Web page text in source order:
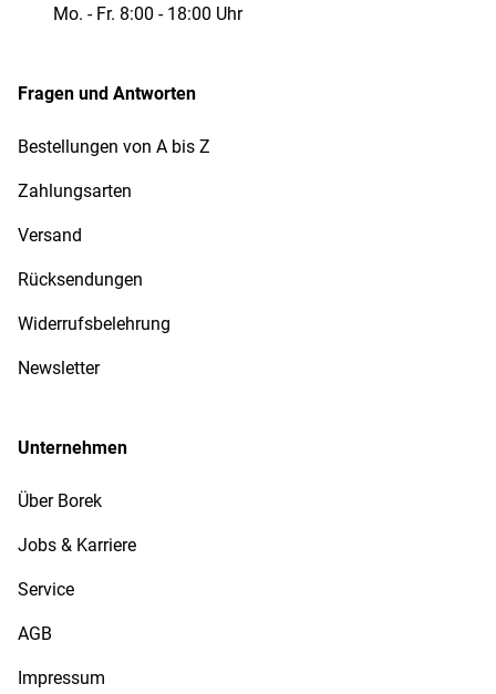
Mo. - Fr. 8:00 - 18:00 Uhr
Fragen und Antworten
Bestellungen von A bis Z
Zahlungsarten
Versand
Rücksendungen
Widerrufsbelehrung
Newsletter
Unternehmen
Über Borek
Jobs & Karriere
Service
AGB
Impressum